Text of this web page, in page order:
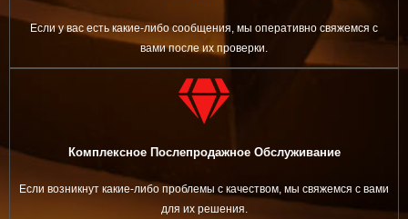
Если у вас есть какие-либо сообщения, мы оперативно свяжемся с
вами после их проверки.
Комплексное Послепродажное Обслуживание
Если возникнут какие-либо проблемы с качеством, мы свяжемся с вами
для их решения.